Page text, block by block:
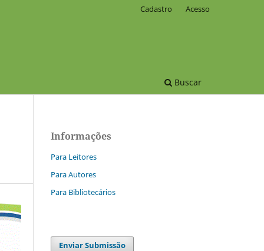
Buscar
Cadastro Acesso
Informações
Para Leitores
Para Autores
Para Bibliotecários
Enviar Submissão